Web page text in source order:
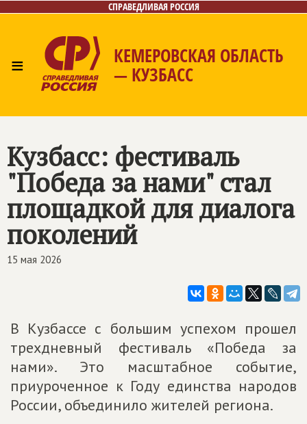
СПРАВЕДЛИВАЯ РОССИЯ
≡ КЕМЕРОВСКАЯ ОБЛАСТЬ
— КУЗБАСС
Лица
Фото/Видео
Кузбасс: фестиваль
"Победа за нами" стал
площадкой для диалога
поколений
15 мая 2026
В Кузбассе с большим успехом прошел
трехдневный фестиваль «Победа за
нами». Это масштабное событие,
приуроченное к Году единства народов
России, объединило жителей региона.